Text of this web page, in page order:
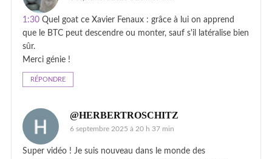
1:30 Quel goat ce Xavier Fenaux : grâce à lui on apprend
que le BTC peut descendre ou monter, sauf s'il latéralise bien
sûr.
Merci génie !
RÉPONDRE
@HERBERTROSCHITZ
6 septembre 2025 à 20 h 37 min
Super vidéo ! Je suis nouveau dans le monde des